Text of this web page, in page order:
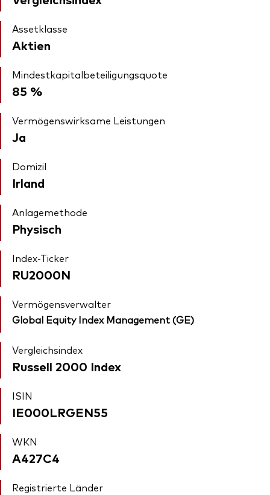
Assetklasse
Aktien
Mindestkapitalbeteiligungsquote
85 %
Vermögenswirksame Leistungen
Ja
Domizil
Irland
Anlagemethode
Physisch
Index-Ticker
RU2000N
Vermögensverwalter
Global Equity Index Management (GE)
Vergleichsindex
Russell 2000 Index
ISIN
IE000LRGEN55
WKN
A427C4
Registrierte Länder